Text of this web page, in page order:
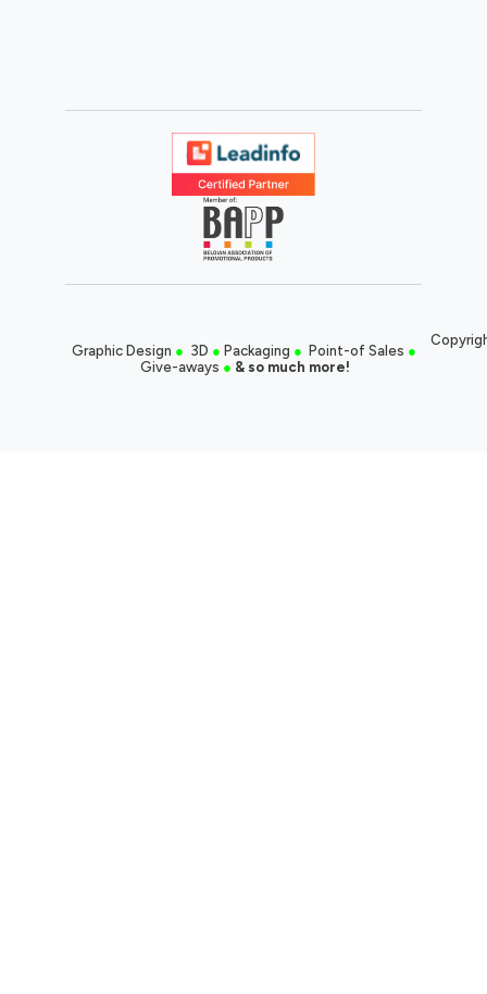
Graphic Design ● 3D ● Packaging ● Point-of Sales ●
Give-aways ● & so much more!